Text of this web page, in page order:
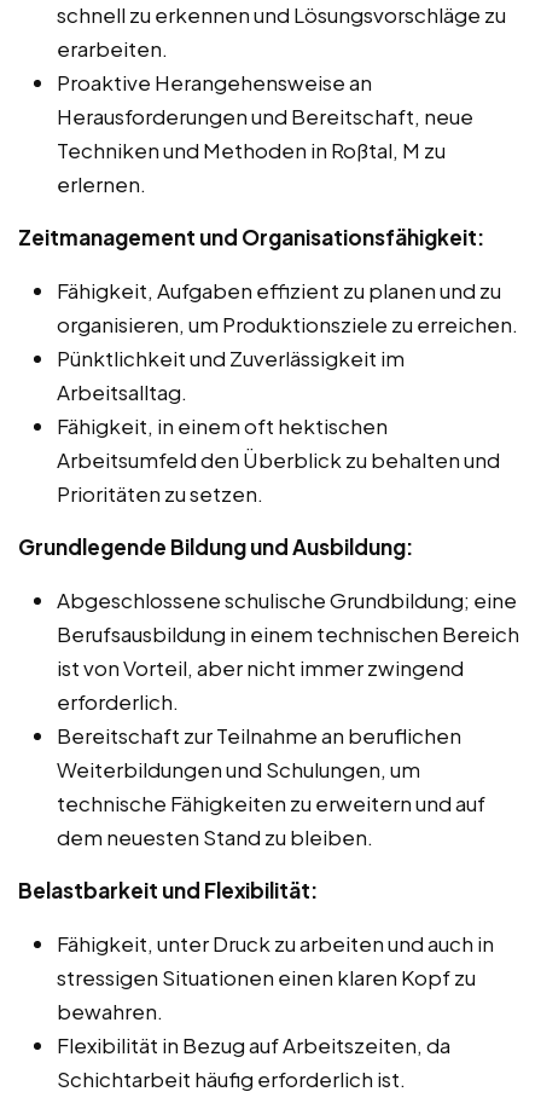
schnell zu erkennen und Lösungsvorschläge zu
erarbeiten.
Proaktive Herangehensweise an
Herausforderungen und Bereitschaft, neue
Techniken und Methoden in Roßtal, M zu
erlernen.
Zeitmanagement und Organisationsfähigkeit:
Fähigkeit, Aufgaben effizient zu planen und zu
organisieren, um Produktionsziele zu erreichen.
Pünktlichkeit und Zuverlässigkeit im
Arbeitsalltag.
Fähigkeit, in einem oft hektischen
Arbeitsumfeld den Überblick zu behalten und
Prioritäten zu setzen.
Grundlegende Bildung und Ausbildung:
Abgeschlossene schulische Grundbildung; eine
Berufsausbildung in einem technischen Bereich
ist von Vorteil, aber nicht immer zwingend
erforderlich.
Bereitschaft zur Teilnahme an beruflichen
Weiterbildungen und Schulungen, um
technische Fähigkeiten zu erweitern und auf
dem neuesten Stand zu bleiben.
Belastbarkeit und Flexibilität:
Fähigkeit, unter Druck zu arbeiten und auch in
stressigen Situationen einen klaren Kopf zu
bewahren.
Flexibilität in Bezug auf Arbeitszeiten, da
Schichtarbeit häufig erforderlich ist.